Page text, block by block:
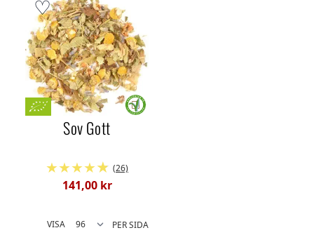
Sov Gott
(26)
141,00 kr
VISA PER SIDA